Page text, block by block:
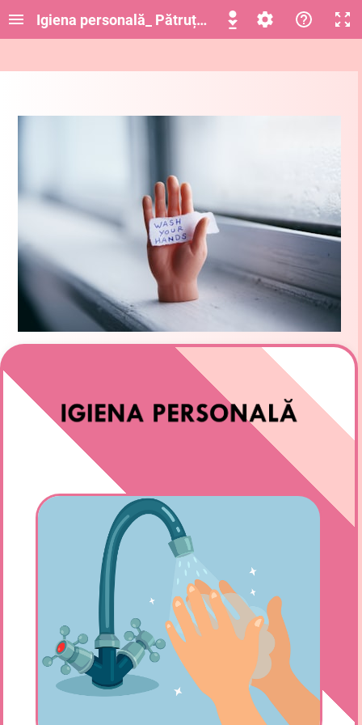
Igiena personală_ Pătruța Eleonora-Elena